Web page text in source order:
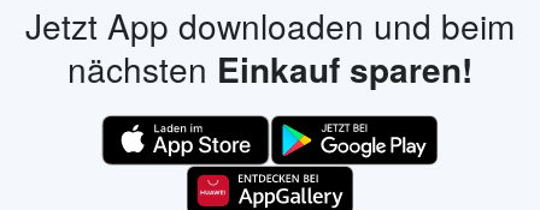
Jetzt App downloaden und beim
nächsten Einkauf sparen!